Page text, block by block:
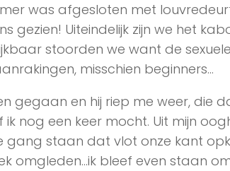
was afgesloten met
gezien! Uiteindelijk zijn we het
stoorden we want de
misschien beginners…
gegaan en hij riep me weer, die
nog een keer mocht. Uit mijn
gang staan dat vlot onze kant
omgleden…ik bleef even staan